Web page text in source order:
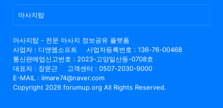
마사지탑
마사지탑 - 전문 마사지 정보공유 플랫폼
사업자 : 디앤엠소프트
사업자등록번호 : 136-76-00468
통신판매업신고번호 : 2023-고양일산동-0708호
대표자 : 장문근
고객센터 : 0507-2030-9000
E-MAIL : ilmare74@naver.com
Copyright 2026 forumup.org All Rights Reserved.